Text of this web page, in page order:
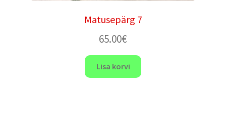
Matusepärg 7
65.00€
Lisa korvi